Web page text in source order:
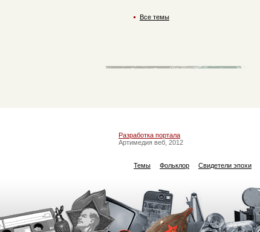
Все темы
Разработка портала
Артимедия веб, 2012
Темы Фольклор Свидетели эпохи